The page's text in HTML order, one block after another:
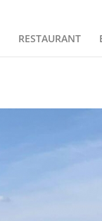
RESTAURANT